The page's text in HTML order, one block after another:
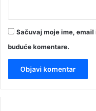
Sačuvaj moje ime, email
buduće komentare.